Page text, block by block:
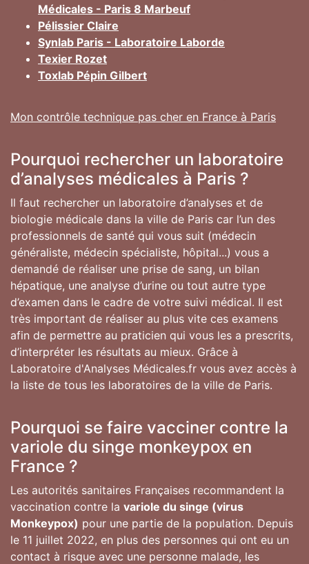
Médicales - Paris 8 Marbeuf
Pélissier Claire
Synlab Paris - Laboratoire Laborde
Texier Rozet
Toxlab Pépin Gilbert
Mon contrôle technique pas cher en France à Paris
Pourquoi rechercher un laboratoire
d’analyses médicales à Paris ?
Il faut rechercher un laboratoire d’analyses et de
biologie médicale dans la ville de Paris car l’un des
professionnels de santé qui vous suit (médecin
généraliste, médecin spécialiste, hôpital...) vous a
demandé de réaliser une prise de sang, un bilan
hépatique, une analyse d’urine ou tout autre type
d’examen dans le cadre de votre suivi médical. Il est
très important de réaliser au plus vite ces examens
afin de permettre au praticien qui vous les a prescrits,
d’interpréter les résultats au mieux. Grâce à
Laboratoire d'Analyses Médicales.fr vous avez accès à
la liste de tous les laboratoires de la ville de Paris.
Pourquoi se faire vacciner contre la
variole du singe monkeypox en
France ?
Les autorités sanitaires Françaises recommandent la
vaccination contre la variole du singe (virus
Monkeypox) pour une partie de la population. Depuis
le 11 juillet 2022, en plus des personnes qui ont eu un
contact à risque avec une personne malade, les